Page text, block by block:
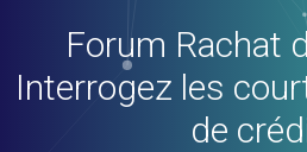
Forum Rachat
Interrogez les
de